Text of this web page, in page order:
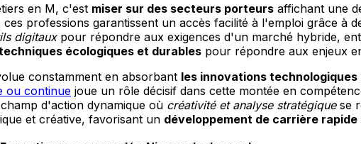
en M, c'est miser sur des secteurs porteurs affichant une
professions garantissent un accès facilité à l'emploi grâce à
digitauxpour répondre aux exigences d'un marché hybride,
écologiques et durables pour répondre aux enjeux
constamment en absorbant les innovations
ou continue joue un rôle décisif dans cette montée en
d'action dynamique où créativité et analyse stratégiquese
et créative, favorisant un développement de carrière rapide